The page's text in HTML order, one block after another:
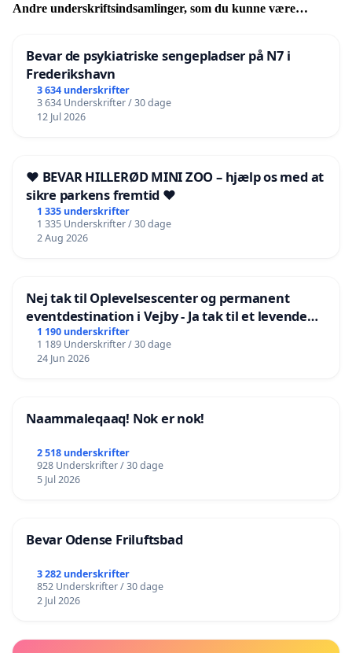
Andre underskriftsindsamlinger, som du kunne være
Bevar de psykiatriske sengepladser på N7 i
Frederikshavn
3 634 underskrifter
3 634 Underskrifter / 30 dage
12 Jul 2026
❤️ BEVAR HILLERØD MINI ZOO – hjælp os med at
sikre parkens fremtid ❤️
1 335 underskrifter
1 335 Underskrifter / 30 dage
2 Aug 2026
Nej tak til Oplevelsescenter og permanent
eventdestination i Vejby - Ja tak til et levende
lokalområde i balance
1 190 underskrifter
1 189 Underskrifter / 30 dage
24 Jun 2026
Naammaleqaaq! Nok er nok!
2 518 underskrifter
928 Underskrifter / 30 dage
5 Jul 2026
Bevar Odense Friluftsbad
3 282 underskrifter
852 Underskrifter / 30 dage
2 Jul 2026